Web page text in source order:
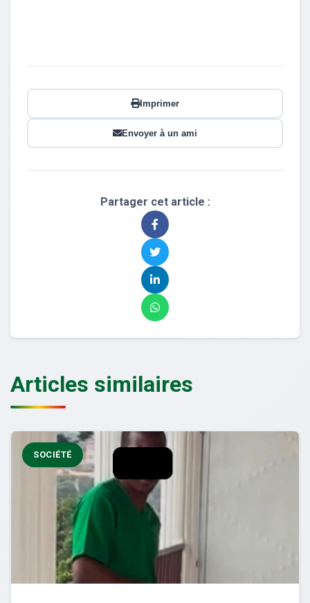
Imprimer
Envoyer à un ami
Partager cet article :
Articles similaires
SOCIÉTÉ